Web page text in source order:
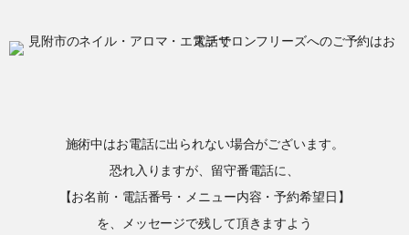
施術中はお電話に出られない場合がございます。
恐れ入りますが、留守番電話に、
【お名前・電話番号・メニュー内容・予約希望日】
を、メッセージで残して頂きますよう